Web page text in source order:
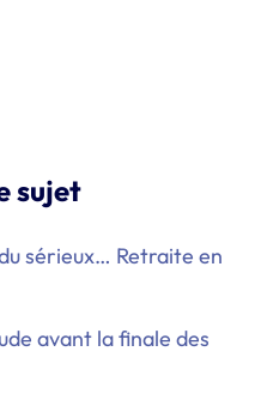
sujet
sérieux… Retraite en
avant la finale des